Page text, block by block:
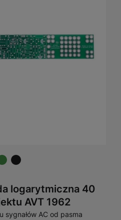
logarytmiczna 40
AVT 1962
sygnałów AC od pasma